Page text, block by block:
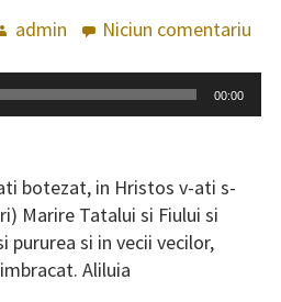
admin Niciun comentariu
00:00
botezat, in Hristos v-ati s-
Marire Tatalui si Fiului si
pururea si in vecii vecilor,
Aliluia